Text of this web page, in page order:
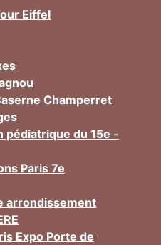
Eiffel
Champerret
pédiatrique du 15e -
Paris 7e
arrondissement
Expo Porte de